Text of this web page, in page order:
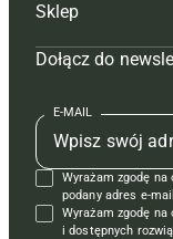
Tagi
Mapa serwisu
Kontakt
Regulamin
Polityka
Hoduj z głową
Prenumerata
Redakcja
Kontakt
Reklama
Redakcja
Prenumerata
Reklama
Kontakt
Krzyżówki
Sklep
Czasopisma i
Książki
Regulamin
Dołącz do
E-MAIL
Wyrażam zgodę
podany adres e-
Wyrażam zgodę
i dostępnych